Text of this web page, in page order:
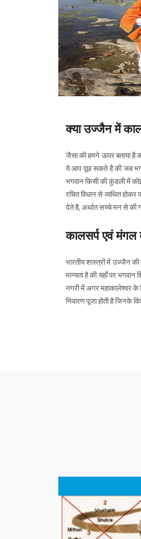
क्या उज्जैन में
जैसा की हमने ऊपर बताया है
ये आप पूछ सकते है की जब
भगवान किसी की कुंडली में
रचित विधान से व्यथित होकर
देते है, अर्थात सच्चे मन से की
कालसर्प एवं मंगल
भारतीय शास्त्रों में उज्जैन की
मान्यता है की यहाँ पर
नगरी में अगर महाकालेश्वर के
निवारण पूजा होती है जिनके